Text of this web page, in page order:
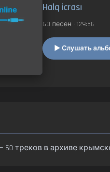
Halq icrası
60 песен • 129:56
▶ Слушать
— 60 треков в архиве